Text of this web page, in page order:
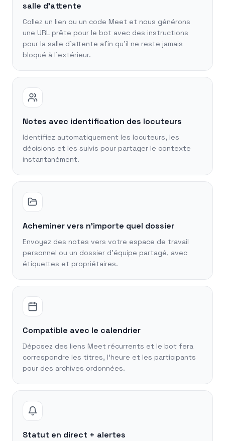
salle d'attente
Collez un lien ou un code Meet et nous générons
une URL prête pour le bot avec des instructions
pour la salle d'attente afin qu'il ne reste jamais
bloqué à l'extérieur.
Notes avec identification des locuteurs
Identifiez automatiquement les locuteurs, les
décisions et les suivis pour partager le contexte
instantanément.
Acheminer vers n'importe quel dossier
Envoyez des notes vers votre espace de travail
personnel ou un dossier d'équipe partagé, avec
étiquettes et propriétaires.
Compatible avec le calendrier
Déposez des liens Meet récurrents et le bot fera
correspondre les titres, l'heure et les participants
pour des archives ordonnées.
Statut en direct + alertes